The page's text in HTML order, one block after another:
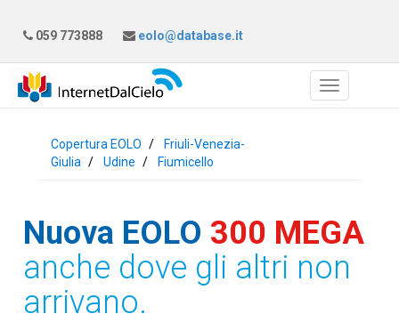
059 773888 eolo@database.it
Copertura EOLO
Friuli-Venezia-
Giulia
Udine Fiumicello
Nuova EOLO 300 MEGA
anche dove gli altri non
arrivano.